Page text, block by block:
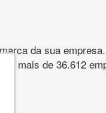
da sua empresa.
mais de 36.612